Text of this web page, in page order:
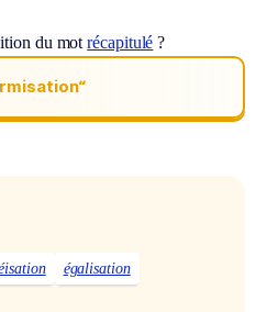
du motrécapitulé ?
égalisation